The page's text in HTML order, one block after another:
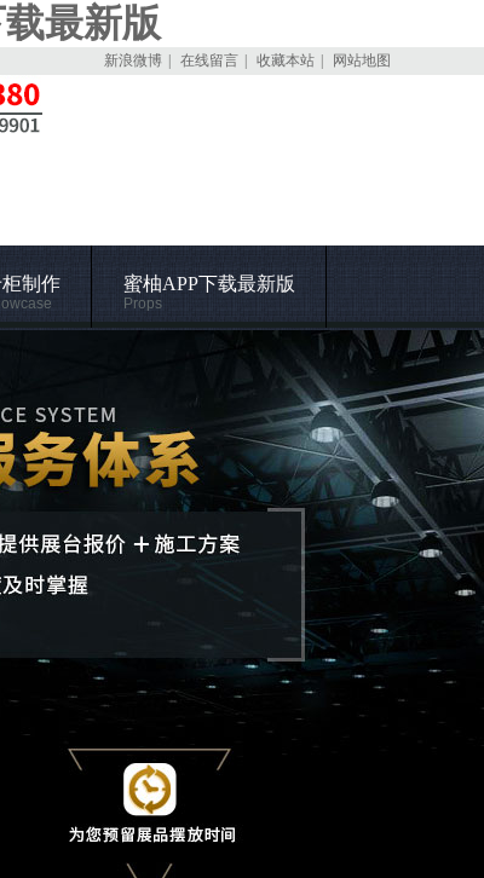
最新版
新浪微博 在线留言 收藏本站 网站地图
制作 蜜柚APP下载最新版
Props